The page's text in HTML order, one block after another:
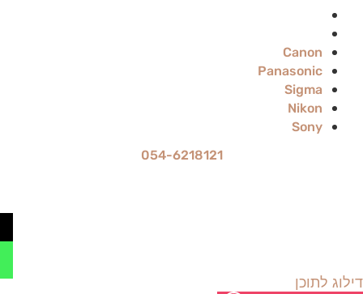
Canon
Panasonic
Sigma
Nikon
Sony
054-6218121
דילוג לתוכן